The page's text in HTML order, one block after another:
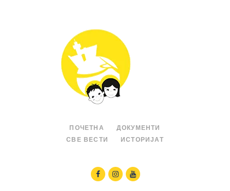
ПОЧЕТНА
ДОКУМЕНТИ
СВЕ ВЕСТИ
ИСТОРИЈАТ